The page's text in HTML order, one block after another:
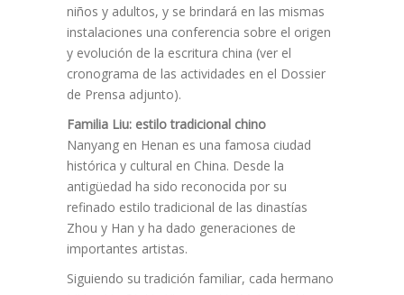
niños y adultos, y se brindará en las mismas
instalaciones una conferencia sobre el origen
y evolución de la escritura china (ver el
cronograma de las actividades en el Dossier
de Prensa adjunto).
Familia Liu: estilo tradicional chino
Nanyang en Henan es una famosa ciudad
histórica y cultural en China. Desde la
antigüedad ha sido reconocida por su
refinado estilo tradicional de las dinastías
Zhou y Han y ha dado generaciones de
importantes artistas.
Siguiendo su tradición familiar, cada hermano